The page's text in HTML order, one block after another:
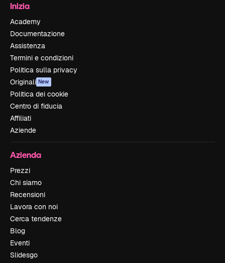
Inizia
Academy
Documentazione
Assistenza
Termini e condizioni
Politica sulla privacy
Originali New
Politica dei cookie
Centro di fiducia
Affiliati
Aziende
Azienda
Prezzi
Chi siamo
Recensioni
Lavora con noi
Cerca tendenze
Blog
Eventi
Slidesgo